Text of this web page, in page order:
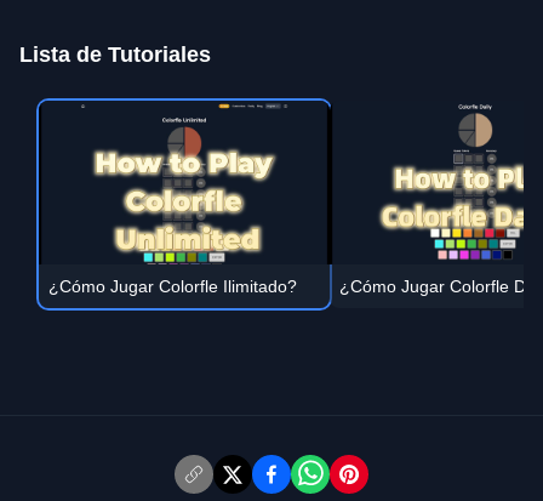
Lista de Tutoriales
¿Cómo Jugar Colorfle Ilimitado? ¿Cómo Jugar Colorfle